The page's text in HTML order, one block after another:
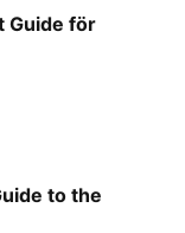
Guide för
to the